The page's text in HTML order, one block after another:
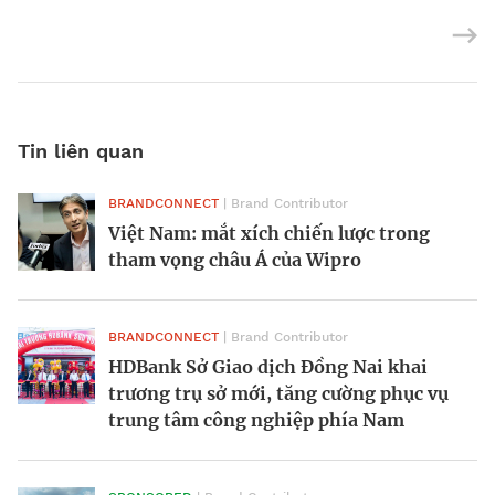
Tin liên quan
BRANDCONNECT | Brand Contributor
Việt Nam: mắt xích chiến lược trong
tham vọng châu Á của Wipro
BRANDCONNECT | Brand Contributor
HDBank Sở Giao dịch Đồng Nai khai
trương trụ sở mới, tăng cường phục vụ
trung tâm công nghiệp phía Nam
BRANDCONNECT | Brand Contributor
“Khu đô thị 5 phút” Green Skyline giữa
tâm điểm Đông Bắc TP.HCM
BRANDCONNECT | Brand Contributor
Tập đoàn Hoa Sen thành lập Hoa Sen
Home, tái định vị chiến lược tăng
trưởng
BRANDCONNECT | Brand Contributor
SABECO liên tục được vinh danh tại
nhiều giải thưởng uy tín tại Việt Nam
BRANDCONNECT | Brand Contributor
Diễn đàn VSCF 2025: AI không thể tách
rời khỏi ESG